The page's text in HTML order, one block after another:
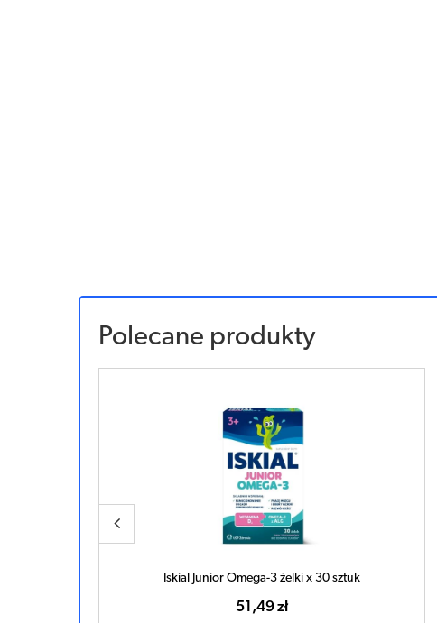
Polecane produkty
Iskial Junior Omega-3 żelki x 30 sztuk
51,49 zł